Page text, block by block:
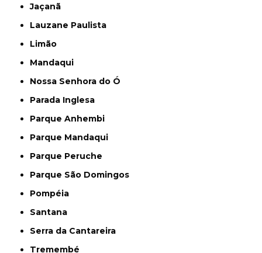
Jaçanã
Lauzane Paulista
Limão
Mandaqui
Nossa Senhora do Ó
Parada Inglesa
Parque Anhembi
Parque Mandaqui
Parque Peruche
Parque São Domingos
Pompéia
Santana
Serra da Cantareira
Tremembé